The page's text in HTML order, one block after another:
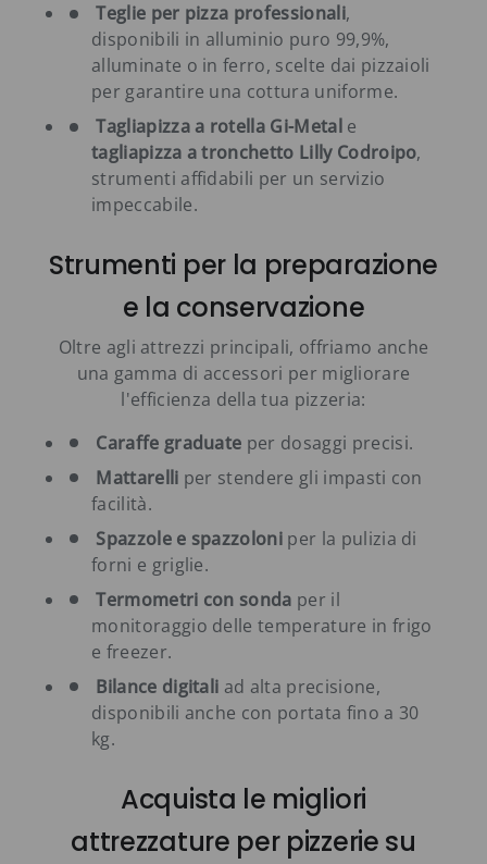
Teglie per pizza professionali,
disponibili in alluminio puro 99,9%,
alluminate o in ferro, scelte dai pizzaioli
per garantire una cottura uniforme.
Tagliapizza a rotella Gi-Metal e
tagliapizza a tronchetto Lilly Codroipo,
strumenti affidabili per un servizio
impeccabile.
Strumenti per la preparazione
e la conservazione
Oltre agli attrezzi principali, offriamo anche
una gamma di accessori per migliorare
l'efficienza della tua pizzeria:
Caraffe graduate per dosaggi precisi.
Mattarelli per stendere gli impasti con
facilità.
Spazzole e spazzoloni per la pulizia di
forni e griglie.
Termometri con sonda per il
monitoraggio delle temperature in frigo
e freezer.
Bilance digitali ad alta precisione,
disponibili anche con portata fino a 30
kg.
Acquista le migliori
attrezzature per pizzerie su